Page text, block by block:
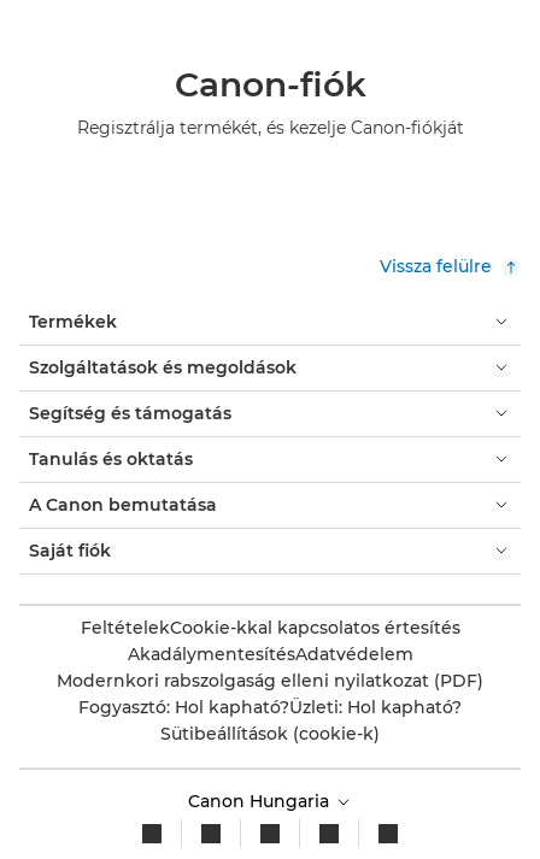
Canon-fiók
Regisztrálja termékét, és kezelje Canon-fiókját
Vissza felülre
Termékek
Szolgáltatások és megoldások
Segítség és támogatás
Tanulás és oktatás
A Canon bemutatása
Saját fiók
FeltételekCookie-kkal kapcsolatos értesítés
AkadálymentesítésAdatvédelem
Modernkori rabszolgaság elleni nyilatkozat (PDF)
Fogyasztó: Hol kapható?Üzleti: Hol kapható?
Sütibeállítások (cookie-k)
Canon Hungaria